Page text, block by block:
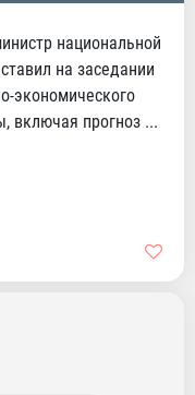
национальной
на заседании
экономического
включая прогноз ...